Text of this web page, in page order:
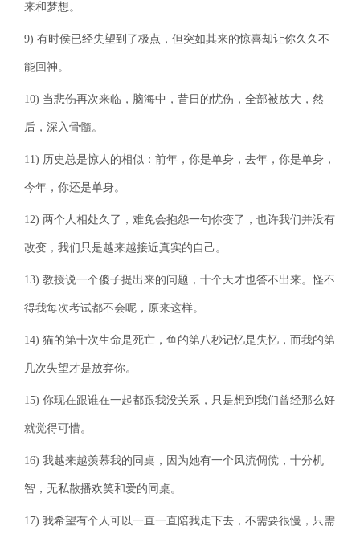
来和梦想。
9) 有时侯已经失望到了极点，但突如其来的惊喜却让你久久不
能回神。
10) 当悲伤再次来临，脑海中，昔日的忧伤，全部被放大，然
后，深入骨髓。
11) 历史总是惊人的相似：前年，你是单身，去年，你是单身，
今年，你还是单身。
12) 两个人相处久了，难免会抱怨一句你变了，也许我们并没有
改变，我们只是越来越接近真实的自己。
13) 教授说一个傻子提出来的问题，十个天才也答不出来。怪不
得我每次考试都不会呢，原来这样。
14) 猫的第十次生命是死亡，鱼的第八秒记忆是失忆，而我的第
几次失望才是放弃你。
15) 你现在跟谁在一起都跟我没关系，只是想到我们曾经那么好
就觉得可惜。
16) 我越来越羡慕我的同桌，因为她有一个风流倜傥，十分机
智，无私散播欢笑和爱的同桌。
17) 我希望有个人可以一直一直陪我走下去，不需要很慢，只需